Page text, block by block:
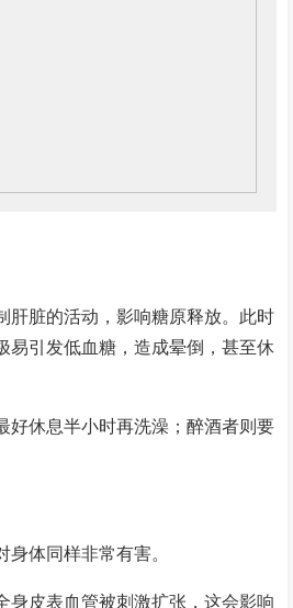
肝脏的活动，影响糖原释放。此时
易引发低血糖，造成晕倒，甚至休
好休息半小时再洗澡；醉酒者则要
身体同样非常有害。
身皮表血管被刺激扩张，这会影响